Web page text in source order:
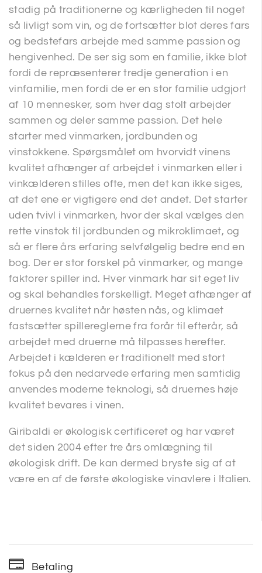
stadig på traditionerne og kærligheden til noget
så livligt som vin, og de fortsætter blot deres fars
og bedstefars arbejde med samme passion og
hengivenhed. De ser sig som en familie, ikke blot
fordi de repræsenterer tredje generation i en
vinfamilie, men fordi de er en stor familie udgjort
af 10 mennesker, som hver dag stolt arbejder
sammen og deler samme passion. Det hele
starter med vinmarken, jordbunden og
vinstokkene. Spørgsmålet om hvorvidt vinens
kvalitet afhænger af arbejdet i vinmarken eller i
vinkælderen stilles ofte, men det kan ikke siges,
at det ene er vigtigere end det andet. Det starter
uden tvivl i vinmarken, hvor der skal vælges den
rette vinstok til jordbunden og mikroklimaet, og
så er flere års erfaring selvfølgelig bedre end en
bog. Der er stor forskel på vinmarker, og mange
faktorer spiller ind. Hver vinmark har sit eget liv
og skal behandles forskelligt. Meget afhænger af
druernes kvalitet når høsten nås, og klimaet
fastsætter spillereglerne fra forår til efterår, så
arbejdet med druerne må tilpasses herefter.
Arbejdet i kælderen er traditionelt med stort
fokus på den nedarvede erfaring men samtidig
anvendes moderne teknologi, så druernes høje
kvalitet bevares i vinen.
Giribaldi er økologisk certificeret og har været
det siden 2004 efter tre års omlægning til
økologisk drift. De kan dermed bryste sig af at
være en af de første økologiske vinavlere i Italien.
Betaling